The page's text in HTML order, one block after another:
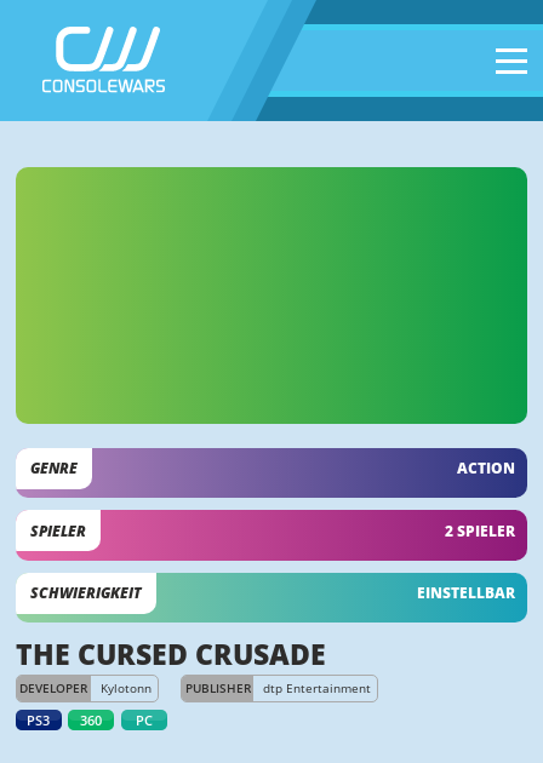
GENRE ACTION
SPIELER 2 SPIELER
SCHWIERIGKEIT EINSTELLBAR
THE CURSED CRUSADE
DEVELOPER Kylotonn PUBLISHER dtp Entertainment
PS3 360 PC